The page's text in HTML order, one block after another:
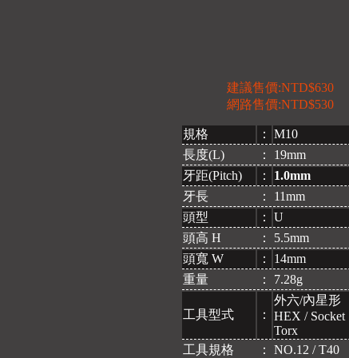
建議售價:NTD$630
網路售價:NTD$530
規格 ：
M10
長度(L)
：
19mm
牙距(Pitch)
：
1.0mm
牙長
：
11mm
頭型
：
U
頭高 H
：
5.5mm
頭寬 W
：
14mm
重量
： 7.28g
工具型式 ：
外六/內星形
HEX / Socket
Torx
工具規格
： NO.12 / T40